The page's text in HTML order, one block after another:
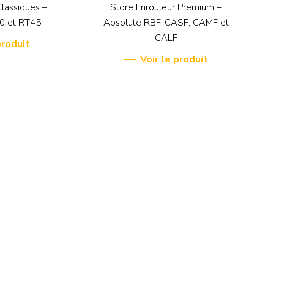
–
et RT45
Store Enrouleur Premium –
Absolute RBF-CASF, CAMF et
CALF
Voir le produit